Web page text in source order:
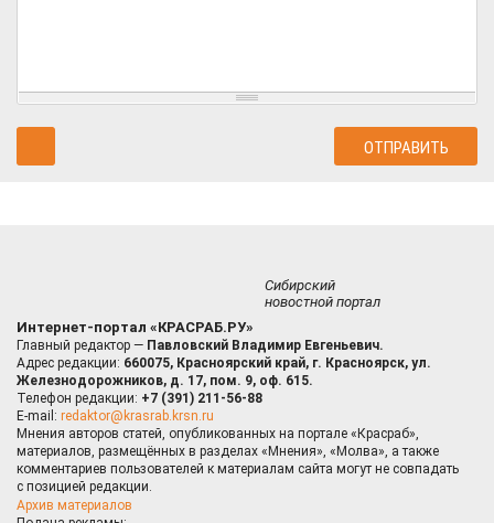
Сибирский
новостной портал
Интернет-портал «КРАСРАБ.РУ»
Главный редактор — Павловский Владимир Евгеньевич.
Адрес редакции: 660075, Красноярский край, г. Красноярск, ул.
Железнодорожников, д. 17, пом. 9, оф. 615.
Телефон редакции: +7 (391) 211-56-88
E-mail: redaktor@krasrab.krsn.ru
Мнения авторов статей, опубликованных на портале «Красраб»,
материалов, размещённых в разделах «Мнения», «Молва», а также
комментариев пользователей к материалам сайта могут не совпадать
с позицией редакции.
Архив материалов